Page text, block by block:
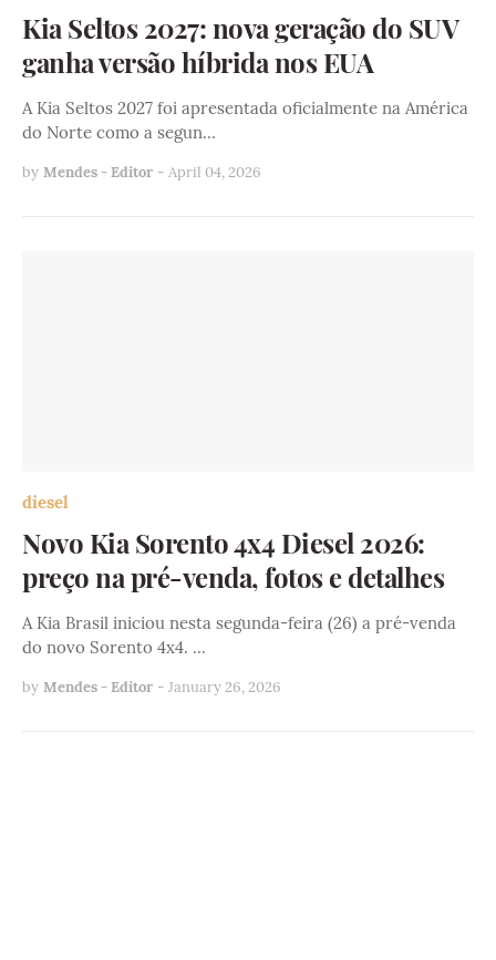
Kia Seltos 2027: nova geração do SUV
ganha versão híbrida nos EUA
A Kia Seltos 2027 foi apresentada oficialmente na América
do Norte como a segun…
by Mendes - Editor - April 04, 2026
diesel
Novo Kia Sorento 4x4 Diesel 2026:
preço na pré-venda, fotos e detalhes
A Kia Brasil iniciou nesta segunda-feira (26) a pré-venda
do novo Sorento 4x4. …
by Mendes - Editor - January 26, 2026